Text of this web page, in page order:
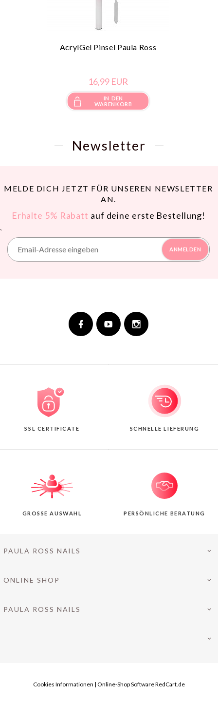
AcrylGel Pinsel Paula Ross
16,99 EUR
IN DEN
WARENKORB
Newsletter
MELDE DICH JETZT FÜR UNSEREN NEWSLETTER
AN.
Erhalte 5% Rabatt auf deine erste Bestellung!
`
ANMELDEN
SSL CERTIFICATE SCHNELLE LIEFERUNG
GROSSE AUSWAHL PERSÖNLICHE BERATUNG
PAULA ROSS NAILS
ONLINE SHOP
PAULA ROSS NAILS
Cookies Informationen | Online-Shop SoftwareRedCart.de